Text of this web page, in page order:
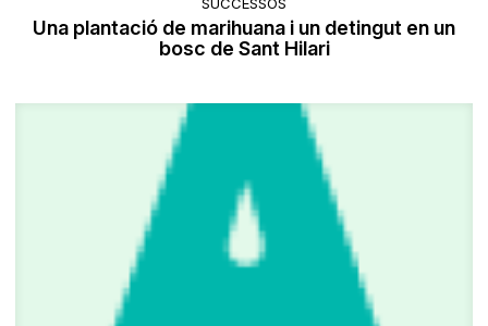
SUCCESSOS
Una plantació de marihuana i un detingut en un
bosc de Sant Hilari